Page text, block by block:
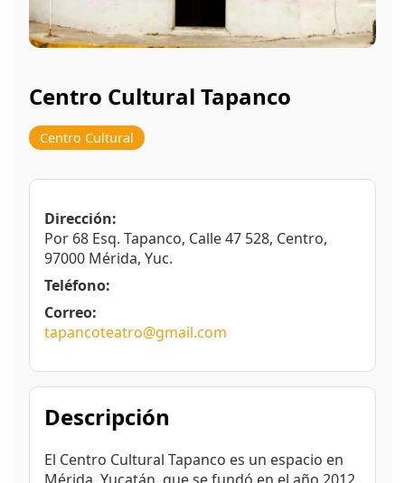
Centro Cultural Tapanco
Centro Cultural
Dirección:
Por 68 Esq. Tapanco, Calle 47 528, Centro,
97000 Mérida, Yuc.
Teléfono:
Correo:
tapancoteatro@gmail.com
Descripción
El Centro Cultural Tapanco es un espacio en